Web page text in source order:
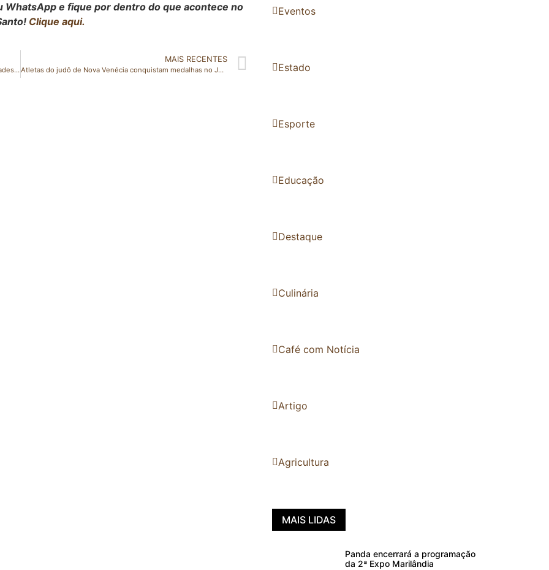
WhatsApp e fique por dentro do que acontece no
Clique aqui.
2º Encontro de Mulheres Rurais de Alegre debate atividades de agroindústria e turismo
MAIS RECENTES
Atletas do judô de Nova Venécia conquistam medalhas no JEES 2022
Eventos
Estado
Esporte
Educação
Destaque
Culinária
Café com Notícia
Artigo
Agricultura
MAIS LIDAS
Panda encerrará a programação
da 2ª Expo Marilândia